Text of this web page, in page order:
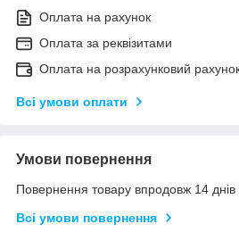
Оплата на рахунок
Оплата за реквізитами
Оплата на розрахунковий
Всі умови оплати
Умови повернення
Повернення товару впродовж 14 днів
Всі умови повернення